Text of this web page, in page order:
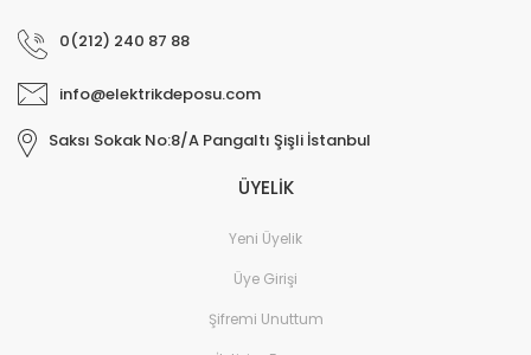
0(212) 240 87 88
info@elektrikdeposu.com
Saksı Sokak No:8/A Pangaltı Şişli İstanbul
ÜYELİK
Yeni Üyelik
Üye Girişi
Şifremi Unuttum